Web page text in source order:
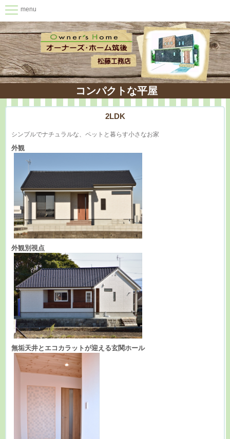
menu
コンパクトな平屋
2LDK
シンプルでナチュラルな、ペットと暮らす小さなお家
外観
外観別視点
無垢天井とエコカラットが迎える玄関ホール